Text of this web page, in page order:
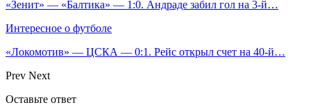
«Зенит» — «Балтика» — 1:0. Андраде забил гол на 3‑й…
Интересное о футболе
«Локомотив» — ЦСКА — 0:1. Рейс открыл счет на 40‑й…
Prev Next
Оставьте ответ